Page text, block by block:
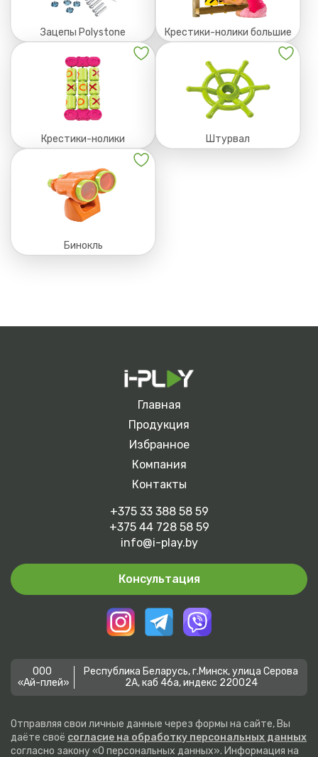
Зацепы Polystone Крестики-нолики большие
Крестики-нолики Штурвал
Бинокль
Главная
Продукция
Избранное
Компания
Контакты
+375 33 388 58 59
+375 44 728 58 59
info@i-play.by
Консультация
ООО
«Ай-плей»
Республика Беларусь, г.Минск, улица Серова
2А, каб 46а, индекс 220024
Отправляя свои личные данные через формы на сайте, Вы
даёте своё согласие на обработку персональных данных
согласно закону «О персональных данных». Информация на